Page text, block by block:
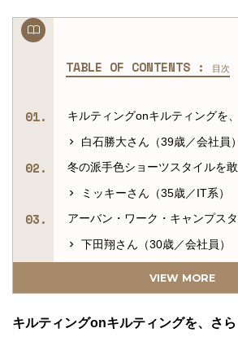
TABLE OF CONTENTS : 目次
キルティングonキルティングを
白石勝大さん（39歳／会社員）
冬の派手色ショーツスタイルを敢
ミッキーさん（35歳／IT系）
アーバン・ワーク・キャンプスタ
下田翔さん（30歳／会社員）
小倉渓太郎さん（30歳／ショ
VIEW MORE
キルティングonキルティングを、さら